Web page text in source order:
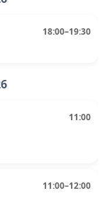
18:00–19:30
11:00
11:00–12:00